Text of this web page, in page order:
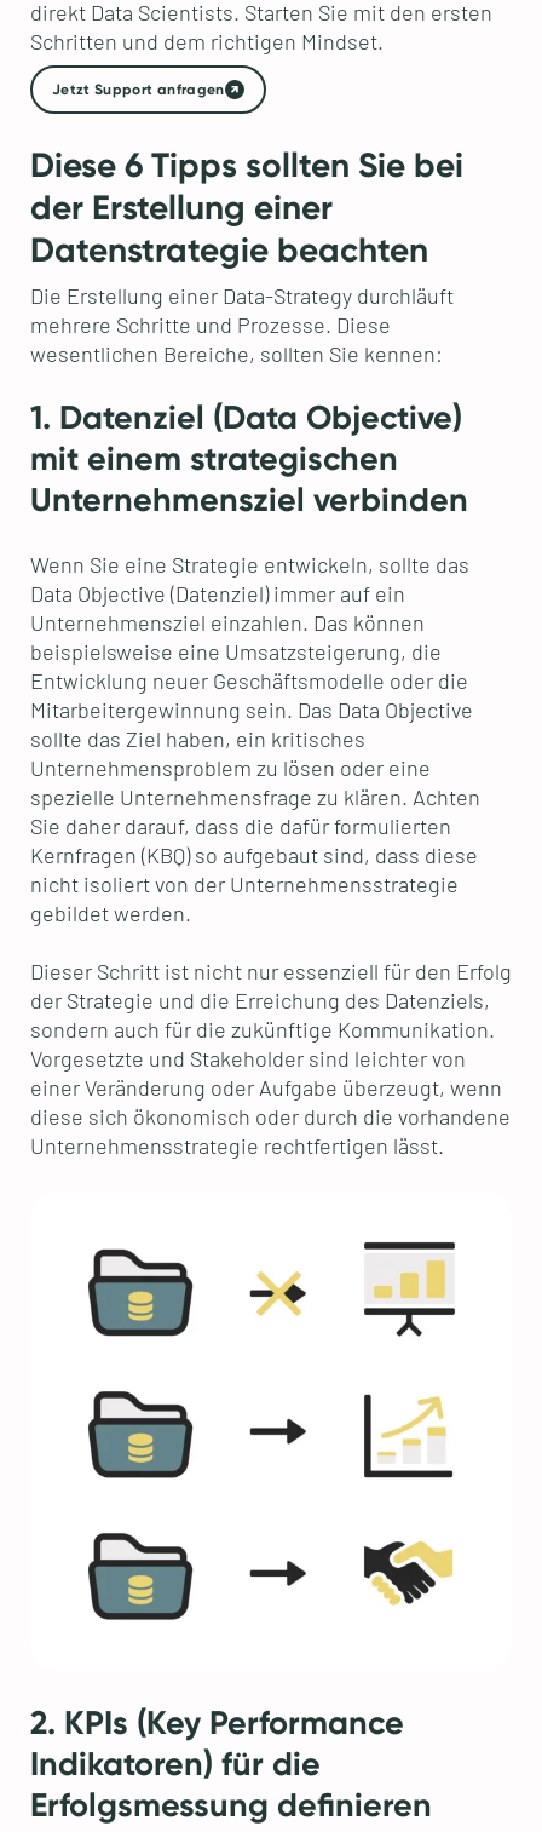
direkt Data Scientists. Starten Sie mit den ersten
Schritten und dem richtigen Mindset.
Jetzt Support anfragen
Diese 6 Tipps sollten Sie bei
der Erstellung einer
Datenstrategie beachten
Die Erstellung einer Data-Strategy durchläuft
mehrere Schritte und Prozesse. Diese
wesentlichen Bereiche, sollten Sie kennen:
1. Datenziel (Data Objective)
mit einem strategischen
Unternehmensziel verbinden
Wenn Sie eine Strategie entwickeln, sollte das
Data Objective (Datenziel) immer auf ein
Unternehmensziel einzahlen. Das können
beispielsweise eine Umsatzsteigerung, die
Entwicklung neuer Geschäftsmodelle oder die
Mitarbeitergewinnung sein. Das Data Objective
sollte das Ziel haben, ein kritisches
Unternehmensproblem zu lösen oder eine
spezielle Unternehmensfrage zu klären. Achten
Sie daher darauf, dass die dafür formulierten
Kernfragen (KBQ) so aufgebaut sind, dass diese
nicht isoliert von der Unternehmensstrategie
gebildet werden.
Dieser Schritt ist nicht nur essenziell für den Erfolg
der Strategie und die Erreichung des Datenziels,
sondern auch für die zukünftige Kommunikation.
Vorgesetzte und Stakeholder sind leichter von
einer Veränderung oder Aufgabe überzeugt, wenn
diese sich ökonomisch oder durch die vorhandene
Unternehmensstrategie rechtfertigen lässt.
2. KPIs (Key Performance
Indikatoren) für die
Erfolgsmessung definieren